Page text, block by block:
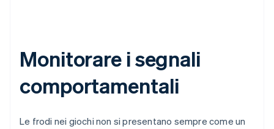
Monitorare i segnali
comportamentali
Le frodi nei giochi non si presentano sempre come un